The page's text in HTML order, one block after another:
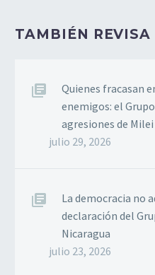
TAMBIÉN REVISA
Quienes fracasan
enemigos: el
agresiones de Milei
julio 29, 2026
La democracia no
declaración del
Nicaragua
julio 23, 2026